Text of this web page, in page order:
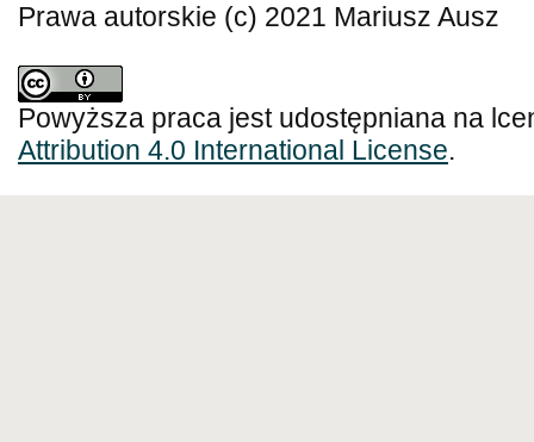
Prawa autorskie (c) 2021 Mariusz Ausz
Powyższa praca jest udostępniana na
Attribution 4.0 International License.